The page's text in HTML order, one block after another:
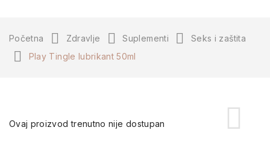
Početna Zdravlje Suplementi
Seks i zaštita
Play Tingle lubrikant 50ml
Ovaj proizvod trenutno nije dostupan